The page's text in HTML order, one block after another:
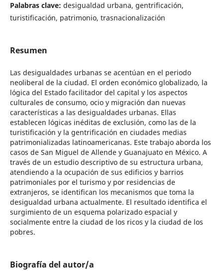
Palabras clave: desigualdad urbana, gentrificación,
turistificación, patrimonio, trasnacionalización
Resumen
Las desigualdades urbanas se acentúan en el periodo
neoliberal de la ciudad. El orden económico globalizado, la
lógica del Estado facilitador del capital y los aspectos
culturales de consumo, ocio y migración dan nuevas
características a las desigualdades urbanas. Ellas
establecen lógicas inéditas de exclusión, como las de la
turistificación y la gentrificación en ciudades medias
patrimonializadas latinoamericanas. Este trabajo aborda los
casos de San Miguel de Allende y Guanajuato en México. A
través de un estudio descriptivo de su estructura urbana,
atendiendo a la ocupación de sus edificios y barrios
patrimoniales por el turismo y por residencias de
extranjeros, se identifican los mecanismos que toma la
desigualdad urbana actualmente. El resultado identifica el
surgimiento de un esquema polarizado espacial y
socialmente entre la ciudad de los ricos y la ciudad de los
pobres.
Biografía del autor/a